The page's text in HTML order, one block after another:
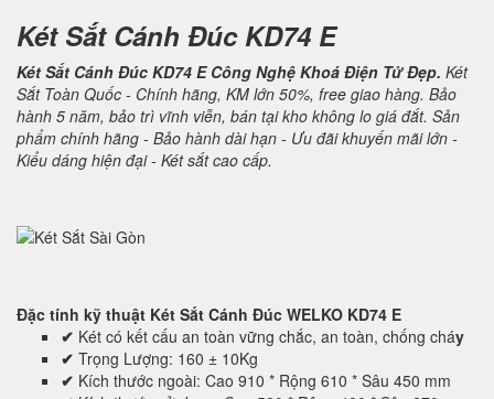
Két Sắt Cánh Đúc KD74 E
Két Sắt Cánh Đúc KD74 E Công Nghệ Khoá Điện Tử Đẹp. Két
Sắt Toàn Quốc - Chính hãng, KM lớn 50%, free giao hàng. Bảo
hành 5 năm, bảo trì vĩnh viễn, bán tại kho không lo giá đắt. Sản
phẩm chính hãng - Bảo hành dài hạn - Ưu đãi khuyến mãi lớn -
Kiểu dáng hiện đại - Két sắt cao cấp.
Đặc tính kỹ thuật Két Sắt Cánh Đúc WELKO KD74 E
✔ Két có kết cấu an toàn vững chắc, an toàn, chống cháy
✔ Trọng Lượng: 160 ± 10Kg
✔ Kích thước ngoài: Cao 910 * Rộng 610 * Sâu 450 mm